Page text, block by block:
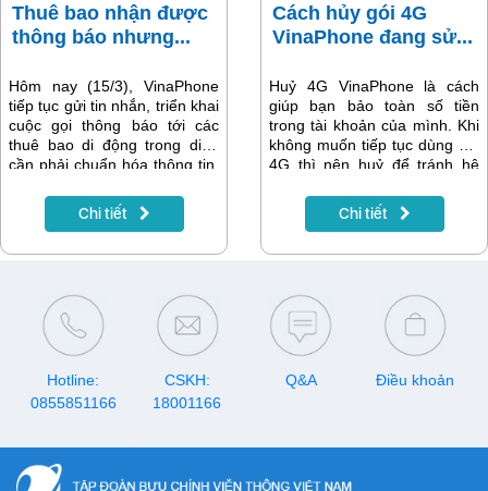
Thuê bao nhận được
thông báo nhưng...
Hôm nay (15/3), VinaPhone
tiếp tục gửi tin nhắn, triển khai
cuộc gọi thông báo tới các
thuê bao di động trong diện
cần phải chuẩn hóa thông tin,
Cơ sở dữ liệu quốc gia về dân
cư. Đồng thời, VinaPhone
hạn 31/3, đảm bảo quyền lợi
của khách hàng và liên lạc
được thông suốt.
Chi tiết
Cách hủy gói 4G
VinaPhone đang sử...
Huỷ 4G VinaPhone là cách
giúp bạn bảo toàn số tiền
trong tài khoản của mình. Khi
không muốn tiếp tục dùng gói
4G thì nên huỷ để tránh hệ
chu kỳ tiếp. Cách huỷ đk 4G
VinaPhone vô cùng đơn giản,
gửi tin nào đến tổng đài. Sau
khi huỷ thành công gói đang
dùng, bạn muốn nâng cấp/ hạ
cấp sang gói khác cực đơn
giản. Bài viết sẽ hướng dẫn
Chi tiết
Hotline:
0855851166
CSKH:
18001166
Q&A Điều khoản